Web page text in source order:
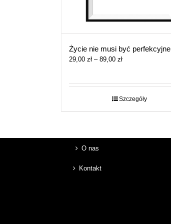
Życie nie musi być perfekcyjne
29,00 zł – 89,00 złZakres
29,00 zł
do
Szczegóły
O nas
Kontakt